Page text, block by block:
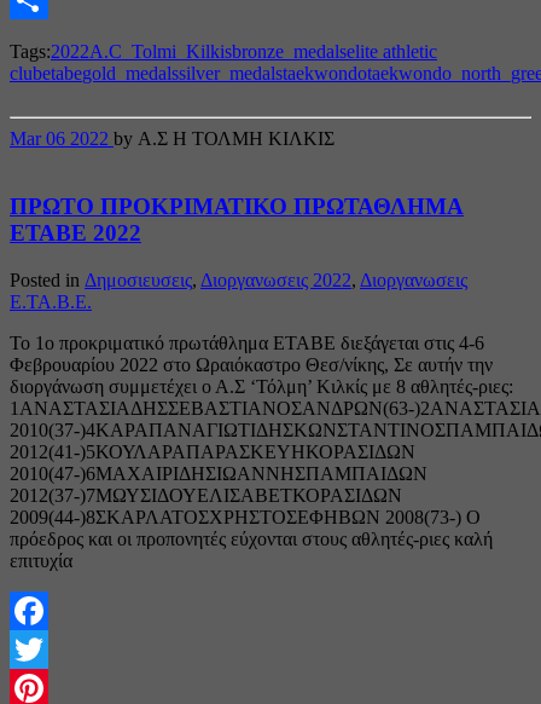
Tags:2022A.C_Tolmi_Kilkisbronze_medalselite athletic
clubetabegold_medalssilver_medalstaekwondo
Mar 06 2022 by Α.Σ Η ΤΟΛΜΗ ΚΙΛΚΙΣ
ΠΡΩΤΟ ΠΡΟΚΡΙΜΑΤΙΚΟ ΠΡΩΤΑΘΛΗΜΑ
ΕΤΑΒΕ 2022
Posted in Δημοσιευσεις, Διοργανωσεις 2022, Διοργανωσεις
Ε.ΤΑ.Β.Ε.
Το 1ο προκριματικό πρωτάθλημα ΕΤΑΒΕ διεξάγεται στις 4-6
Φεβρουαρίου 2022 στο Ωραιόκαστρο Θεσ/νίκης, Σε αυτήν την
διοργάνωση συμμετέχει ο Α.Σ ‘Τόλμη’ Κιλκίς με 8 αθλητές-ριες:
1ΑΝΑΣΤΑΣΙΑΔΗΣΣΕΒΑΣΤΙΑΝΟΣΑΝΔΡΩΝ(63-
2010(37-
2012(41-)5ΚΟΥΛΑΡΑΠΑΡΑΣΚΕΥΗΚΟΡΑΣΙΔΩΝ
2010(47-)6ΜΑΧΑΙΡΙΔΗΣΙΩΑΝΝΗΣΠΑΜΠΑΙΔΩΝ
2012(37-)7ΜΩΥΣΙΔΟΥΕΛΙΣΑΒΕΤΚΟΡΑΣΙΔΩΝ
2009(44-)8ΣΚΑΡΛΑΤΟΣΧΡΗΣΤΟΣΕΦΗΒΩΝ 2008(73-) Ο
πρόεδρος και οι προπονητές εύχονται στους αθλητές-ριες καλή
επιτυχία
Facebook
Twitter